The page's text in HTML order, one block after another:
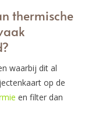
thermische
waarbij dit al
op de
en filter dan